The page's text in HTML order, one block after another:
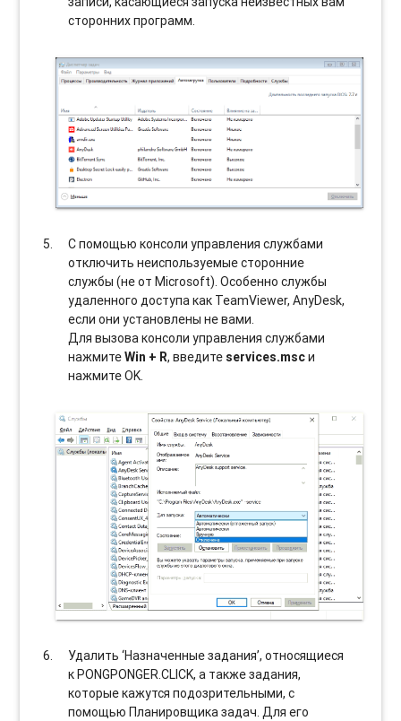
сторонних программ.
С помощью консоли управления службами
отключить неиспользуемые сторонние
службы (не от Microsoft). Особенно службы
удаленного доступа как TeamViewer, AnyDesk,
если они установлены не вами.
Для вызова консоли управления службами
нажмитеWin + R, введите services.mscи
нажмите OK.
Удалить ‘Назначенные задания’, относящиеся
к PONGPONGER.CLICK, а также задания,
которые кажутся подозрительными, с
помощью Планировщика задач. Для его